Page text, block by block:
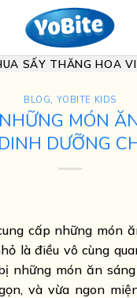
SẤY THĂNG HOA
BLOG, YOBITE KIDS
MÓN
DƯỠNG
cấp những món
là điều vô cùng
những món ăn
và vừa ngon